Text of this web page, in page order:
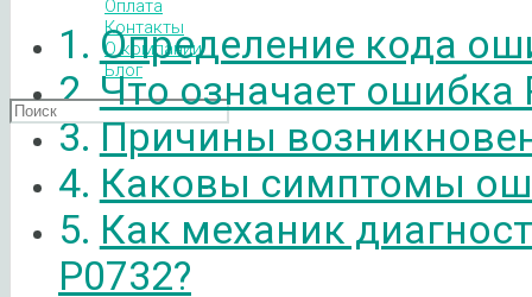
Оплата
Контакты
О компании
Блог
Определение кода
Что означает ошибка
Причины
Каковы симптомы
Как механик
P0732?